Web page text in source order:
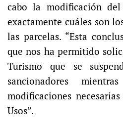
cabo la modificación
exactamente cuáles son
las parcelas. “Esta
que nos ha permitido
Turismo que se
sancionadores
modificaciones
Usos”.